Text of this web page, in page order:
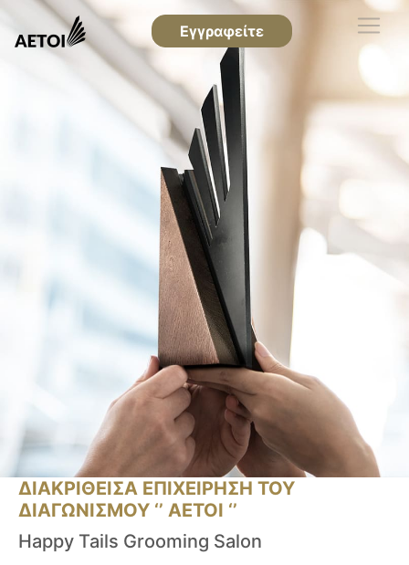
Εγγραφείτε
ΔΙΑΚΡΙΘΕΙΣΑ ΕΠΙΧΕΙΡΗΣΗ ΤΟΥ
ΔΙΑΓΩΝΙΣΜΟΥ ‘’ ΑΕΤΟΙ ‘’
Happy Tails Grooming Salon